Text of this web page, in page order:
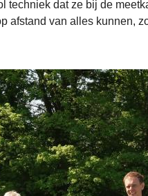
techniek dat ze bij de
afstand van alles kunnen,